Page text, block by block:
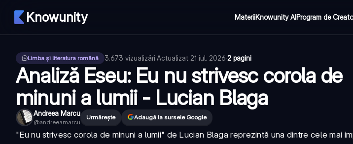
Knowunity MateriiKnowunity AIProgram de
Limba și literatura română 3.673 vizualizări·Actualizat 21 iul. 2026·2 pagini
Analiză Eseu: Eu nu strivesc corola de
minuni a lumii - Lucian Blaga
Andreea Marcu
@andreeamarcu
Urmărește Adaugă la sursele Google
"Eu nu strivesc corola de minuni a lumii" de Lucian Blaga reprezintă una dintre cele mai